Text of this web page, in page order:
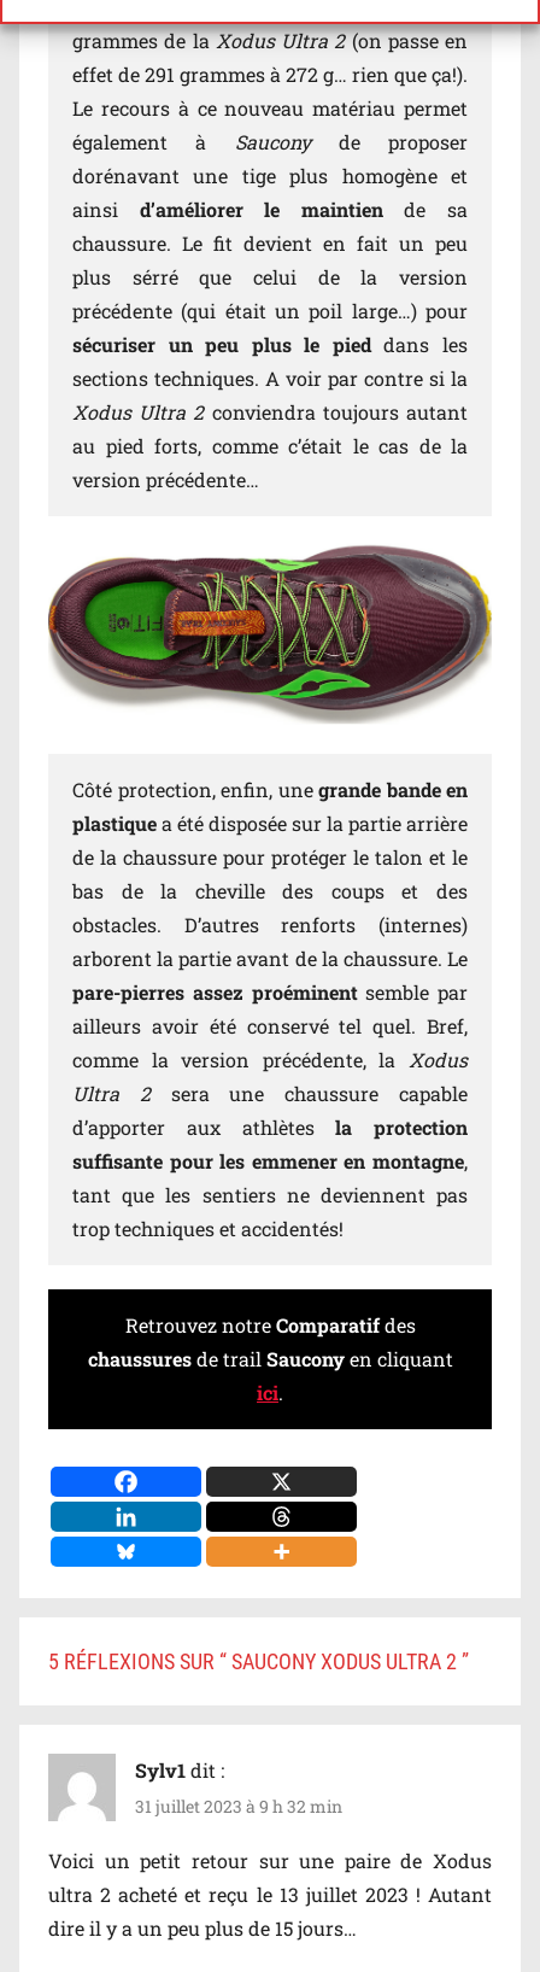
grammes de laXodus Ultra 2(on passe en
effet de 291 grammes à 272 g… rien que ça!).
Le recours à ce nouveau matériau permet
également à Saucony de proposer
dorénavant une tige plus homogène et
ainsi
d’améliorer le maintiende sa
chaussure. Le fit devient en fait un peu
plus sérré que celui de la version
précédente (qui était un poil large…) pour
sécuriser un peu plus le pieddans les
sections techniques. A voir par contre si la
Xodus Ultra 2conviendra toujours autant
au pied forts, comme c’était le cas de la
version précédente…
Côté protection, enfin, unegrande bande en
plastiquea été disposée sur la partie arrière
de la chaussure pour protéger le talon et le
bas de la cheville des coups et des
obstacles. D’autres renforts (internes)
arborent la partie avant de la chaussure. Le
pare-pierres assez proéminentsemble par
ailleurs avoir été conservé tel quel. Bref,
comme la version précédente, la Xodus
Ultra 2sera une chaussure capable
d’apporter aux athlètesla protection
suffisante pour les emmener en montagne,
tant que les sentiers ne deviennent pas
trop techniques et accidentés!
Retrouvez notreComparatifdes
chaussuresde trail Sauconyen cliquant
ici.
5 RÉFLEXIONS SUR “SAUCONY XODUS ULTRA 2 ”
Sylv1dit :
31 juillet 2023 à 9 h 32 min
Voici un petit retour sur une paire de Xodus
ultra 2 acheté et reçu le 13 juillet 2023 ! Autant
dire il y a un peu plus de 15 jours…